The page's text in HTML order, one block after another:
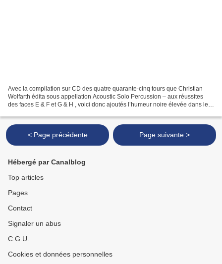
Avec la compilation sur CD des quatre quarante-cinq tours que Christian
Wolfarth édita sous appellation Acoustic Solo Percussion – aux réussites
des faces E & F et G & H , voici donc ajoutés l’humeur noire élevée dans le
< Page précédente Page suivante >
Hébergé par Canalblog
Top articles
Pages
Contact
Signaler un abus
C.G.U.
Cookies et données personnelles